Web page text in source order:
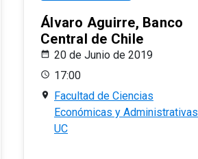
Álvaro Aguirre, Banco
Central de Chile
20 de Junio de 2019
17:00
Facultad de Ciencias
Económicas y Administrativas
UC